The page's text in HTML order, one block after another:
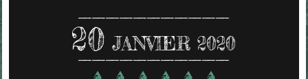
20 JANVIER 2020